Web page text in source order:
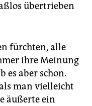
übertrieben
fürchten, alle
ihre Meinung
es aber schon.
man vielleicht
äußerte ein